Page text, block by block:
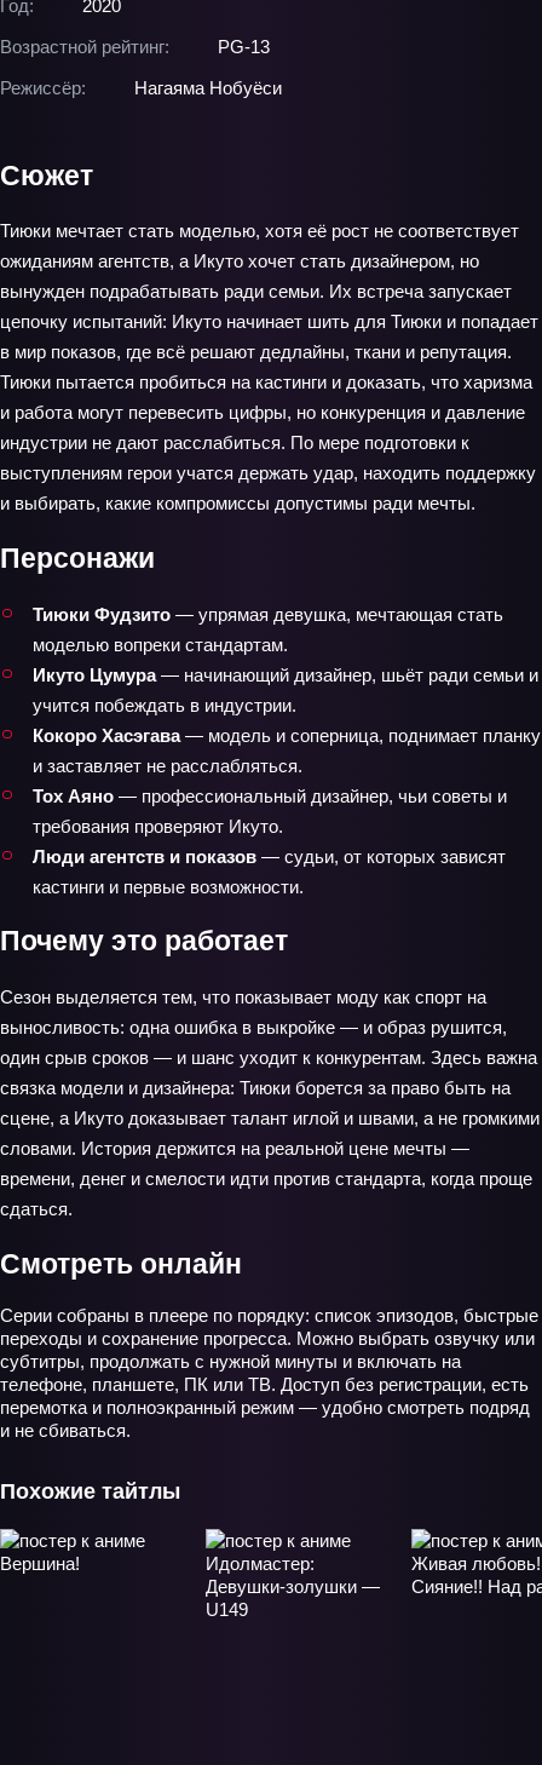
Год:
2020
Возрастной рейтинг:
PG-13
Режиссёр:
Нагаяма Нобуёси
Сюжет
Тиюки мечтает стать моделью, хотя её рост не соответствует
ожиданиям агентств, а Икуто хочет стать дизайнером, но
вынужден подрабатывать ради семьи. Их встреча запускает
цепочку испытаний: Икуто начинает шить для Тиюки и попадает
в мир показов, где всё решают дедлайны, ткани и репутация.
Тиюки пытается пробиться на кастинги и доказать, что харизма
и работа могут перевесить цифры, но конкуренция и давление
индустрии не дают расслабиться. По мере подготовки к
выступлениям герои учатся держать удар, находить поддержку
и выбирать, какие компромиссы допустимы ради мечты.
Персонажи
Тиюки Фудзито — упрямая девушка, мечтающая стать
моделью вопреки стандартам.
Икуто Цумура— начинающий дизайнер, шьёт ради семьи и
учится побеждать в индустрии.
Кокоро Хасэгава— модель и соперница, поднимает планку
и заставляет не расслабляться.
Тох Аяно — профессиональный дизайнер, чьи советы и
требования проверяют Икуто.
Люди агентств и показов — судьи, от которых зависят
кастинги и первые возможности.
Почему это работает
Сезон выделяется тем, что показывает моду как спорт на
выносливость: одна ошибка в выкройке — и образ рушится,
один срыв сроков — и шанс уходит к конкурентам. Здесь важна
связка модели и дизайнера: Тиюки борется за право быть на
сцене, а Икуто доказывает талант иглой и швами, а не громкими
словами. История держится на реальной цене мечты —
времени, денег и смелости идти против стандарта, когда проще
сдаться.
Смотреть онлайн
Серии собраны в плеере по порядку: список эпизодов, быстрые
переходы и сохранение прогресса. Можно выбрать озвучку или
субтитры, продолжать с нужной минуты и включать на
телефоне, планшете, ПК или ТВ. Доступ без регистрации, есть
перемотка и полноэкранный режим — удобно смотреть подряд
и не сбиваться.
Похожие тайтлы